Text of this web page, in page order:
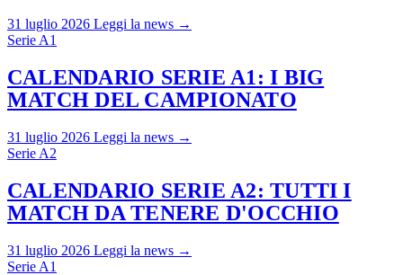
31 luglio 2026 Leggi la news →
Serie A1
CALENDARIO SERIE A1: I BIG
MATCH DEL CAMPIONATO
31 luglio 2026 Leggi la news →
Serie A2
CALENDARIO SERIE A2: TUTTI I
MATCH DA TENERE D'OCCHIO
31 luglio 2026 Leggi la news →
Serie A1